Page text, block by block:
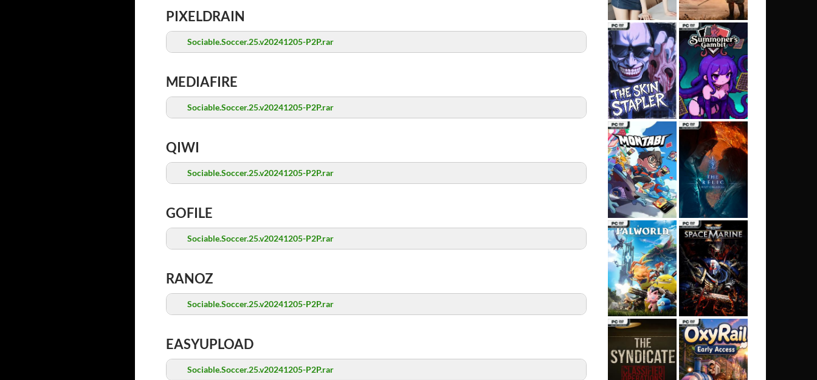
PIXELDRAIN
Sociable.Soccer.25.v20241205-P2P.rar
MEDIAFIRE
Sociable.Soccer.25.v20241205-P2P.rar
QIWI
Sociable.Soccer.25.v20241205-P2P.rar
GOFILE
Sociable.Soccer.25.v20241205-P2P.rar
RANOZ
Sociable.Soccer.25.v20241205-P2P.rar
EASYUPLOAD
Sociable.Soccer.25.v20241205-P2P.rar